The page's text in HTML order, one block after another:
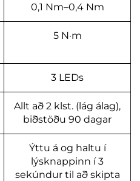
0,1 Nm–0,4 Nm
5 N·m
3 LEDs
Allt að 2 klst. (lág álag),
biðstöðu 90 dagar
Ýttu á og haltu í
lýsknappinn í 3
sekúndur til að skipta